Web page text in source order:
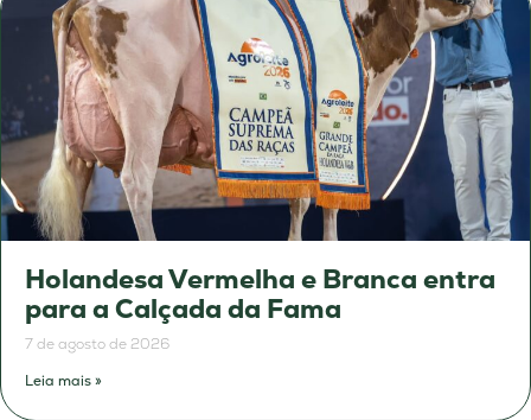
Holandesa Vermelha e Branca entra
para a Calçada da Fama
7 de agosto de 2026
Leia mais »